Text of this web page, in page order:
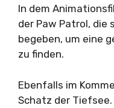
In dem
der Paw Patrol, die
begeben, um eine
zu finden.
Ebenfalls im
Schatz der